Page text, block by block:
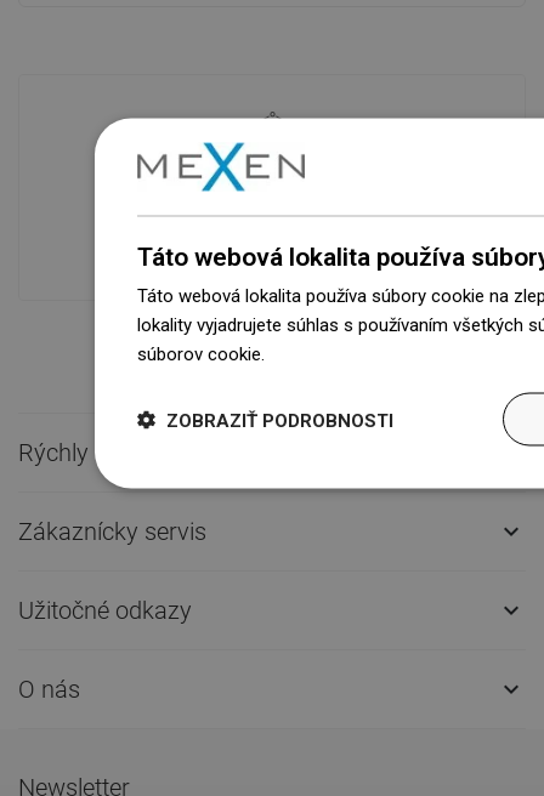
Dostupnosť tovaru
Naše výrobky na vás čakajú v
modernom sklade.Vždy pripravený na
prepravu!
Rýchly kontakt 
Zákaznícky servis 
Užitočné odkazy 
O nás 
Newsletter
Táto webová lokalita používa
Táto webová lokalita používa súbory cookie na
lokality vyjadrujete súhlas s používaním všetkých
súborov cookie.
ZOBRAZIŤ PODROBNOSTI